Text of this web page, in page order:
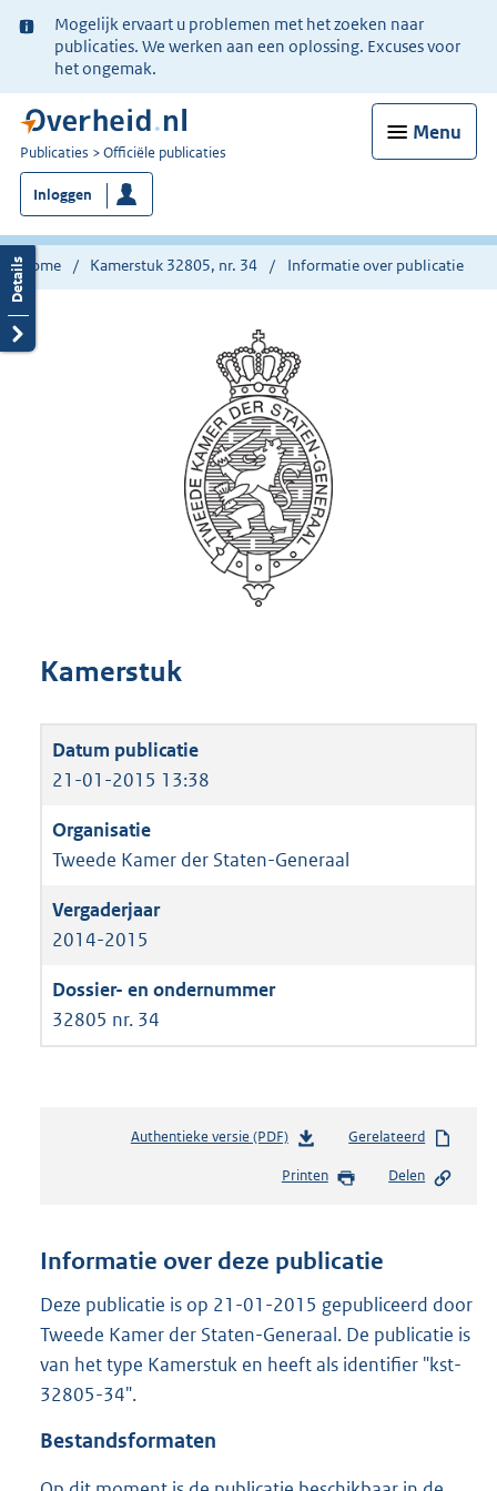
Ter
informatie:
Mogelijk ervaart u problemen met het zoeken naar
publicaties. We werken aan een oplossing. Excuses voor
het ongemak.
Menu
U
bent
nu
hier:
Publicaties Officiële publicaties
Inloggen
Home Kamerstuk 32805, nr. 34 Informatie over publicatie
Kamerstuk
21-01-2015 13:38
Tweede Kamer der Staten-Generaal
2014-2015
32805 nr. 34
Authentieke versie (PDF)b
s
n
s
r
o
:
Gerelateerd
Printen Delen
Informatie over deze publicatie
Deze publicatie is op 21-01-2015 gepubliceerd door
Tweede Kamer der Staten-Generaal. De publicatie is
van het type Kamerstuk en heeft als identifier "kst-
32805-34".
Bestandsformaten